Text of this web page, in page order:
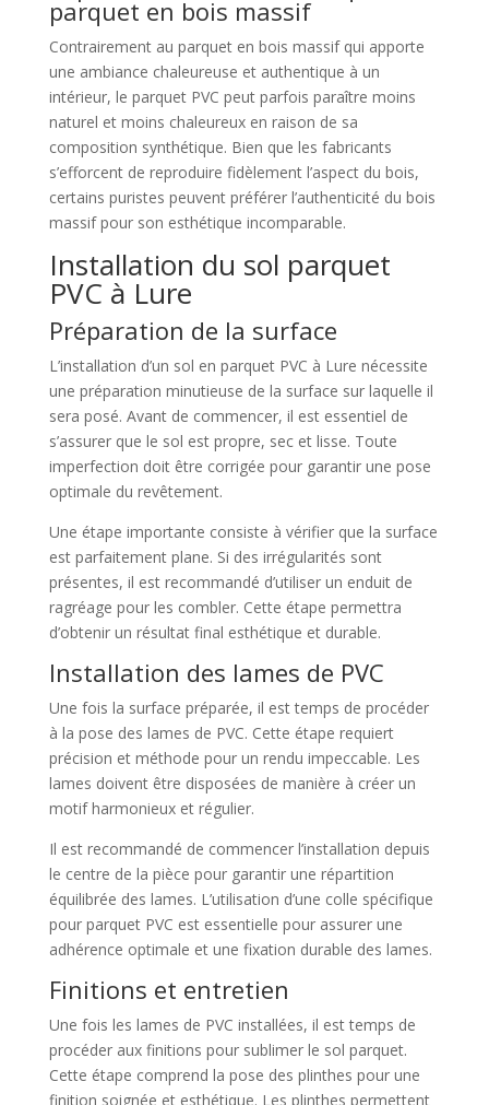
parquet en bois massif
Contrairement au parquet en bois massif qui apporte
une ambiance chaleureuse et authentique à un
intérieur, le parquet PVC peut parfois paraître moins
naturel et moins chaleureux en raison de sa
composition synthétique. Bien que les fabricants
s’efforcent de reproduire fidèlement l’aspect du bois,
certains puristes peuvent préférer l’authenticité du bois
massif pour son esthétique incomparable.
Installation du sol parquet
PVC à Lure
Préparation de la surface
L’installation d’un sol en parquet PVC à Lure nécessite
une préparation minutieuse de la surface sur laquelle il
sera posé. Avant de commencer, il est essentiel de
s’assurer que le sol est propre, sec et lisse. Toute
imperfection doit être corrigée pour garantir une pose
optimale du revêtement.
Une étape importante consiste à vérifier que la surface
est parfaitement plane. Si des irrégularités sont
présentes, il est recommandé d’utiliser un enduit de
ragréage pour les combler. Cette étape permettra
d’obtenir un résultat final esthétique et durable.
Installation des lames de PVC
Une fois la surface préparée, il est temps de procéder
à la pose des lames de PVC. Cette étape requiert
précision et méthode pour un rendu impeccable. Les
lames doivent être disposées de manière à créer un
motif harmonieux et régulier.
Il est recommandé de commencer l’installation depuis
le centre de la pièce pour garantir une répartition
équilibrée des lames. L’utilisation d’une colle spécifique
pour parquet PVC est essentielle pour assurer une
adhérence optimale et une fixation durable des lames.
Finitions et entretien
Une fois les lames de PVC installées, il est temps de
procéder aux finitions pour sublimer le sol parquet.
Cette étape comprend la pose des plinthes pour une
finition soignée et esthétique. Les plinthes permettent